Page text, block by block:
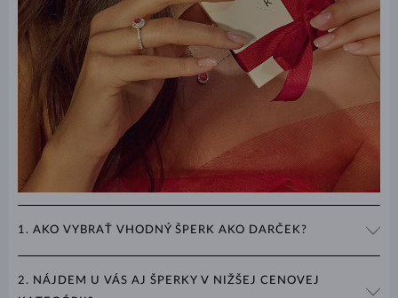
1. AKO VYBRAŤ VHODNÝ ŠPERK AKO DARČEK?
náhrdelníky, náušnice,náramkyalebo prívesky. Ak hľadáte niečo
2. NÁJDEM U VÁS AJ ŠPERKY V NIŽŠEJ CENOVEJ